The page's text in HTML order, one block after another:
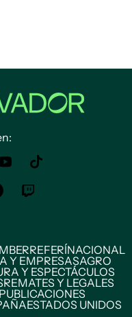
REFERÍNACIONAL
Y EMPRESASAGRO
Y ESPECTÁCULOS
REMATES Y LEGALES
PUBLICACIONES
ESTADOS UNIDOS